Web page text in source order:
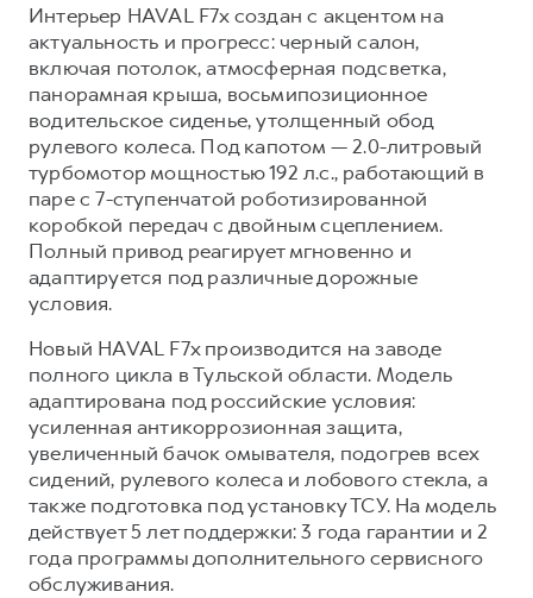
Интерьер HAVAL F7x создан с акцентом на
актуальность и прогресс: черный салон,
включая потолок, атмосферная подсветка,
панорамная крыша, восьмипозиционное
водительское сиденье, утолщенный обод
рулевого колеса. Под капотом — 2.0-литровый
турбомотор мощностью 192 л.с., работающий в
паре с 7-ступенчатой роботизированной
коробкой передач с двойным сцеплением.
Полный привод реагирует мгновенно и
адаптируется под различные дорожные
условия.
Новый HAVAL F7x производится на заводе
полного цикла в Тульской области. Модель
адаптирована под российские условия:
усиленная антикоррозионная защита,
увеличенный бачок омывателя, подогрев всех
сидений, рулевого колеса и лобового стекла, а
также подготовка под установку ТСУ. На модель
действует 5 лет поддержки: 3 года гарантии и 2
года программы дополнительного сервисного
обслуживания.